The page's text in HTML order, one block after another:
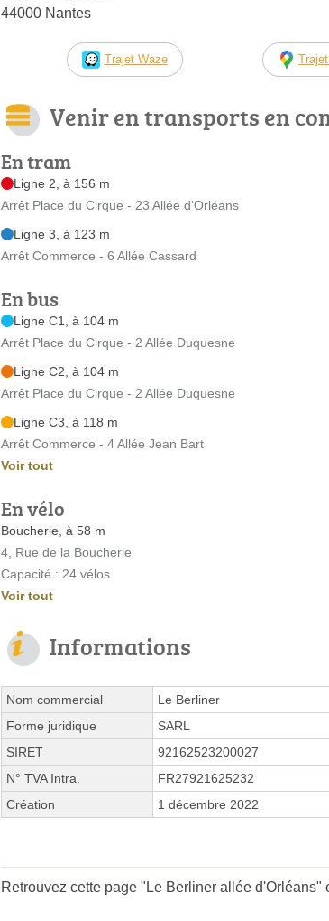
44000 Nantes
Trajet Waze
Venir en transports en
En tram
Ligne 2, à 156 m
Arrêt Place du Cirque - 23 Allée d'Orléans
Ligne 3, à 123 m
Arrêt Commerce - 6 Allée Cassard
En bus
Ligne C1, à 104 m
Arrêt Place du Cirque - 2 Allée Duquesne
Ligne C2, à 104 m
Arrêt Place du Cirque - 2 Allée Duquesne
Ligne C3, à 118 m
Arrêt Commerce - 4 Allée Jean Bart
Voir tout
En vélo
Boucherie, à 58 m
4, Rue de la Boucherie
Capacité : 24 vélos
Voir tout
Informations
Nom commercial
Le Berliner
Forme juridique
SARL
SIRET
92162523200027
N° TVA Intra.
FR27921625232
Création
1 décembre 2022
Retrouvez cette page "Le Berliner allée d'Orléans"